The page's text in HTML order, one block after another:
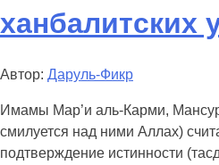
ханбалитских
Автор: Даруль-Фикр
Имамы Мар’и аль-Карми,
смилуется над ними Аллах)
подтверждение истинности